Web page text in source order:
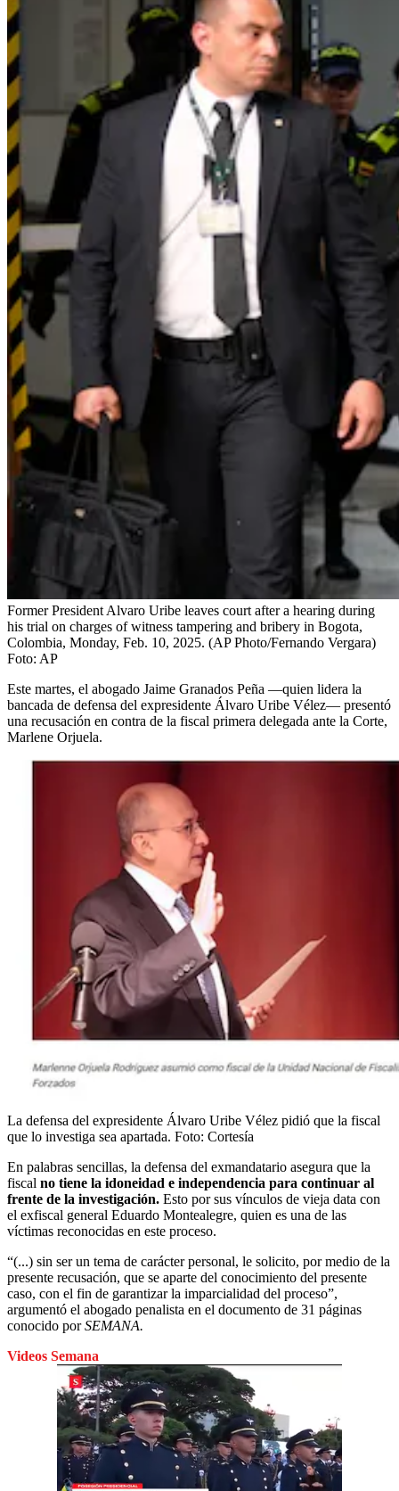
Former President Alvaro Uribe leaves court after a hearing during
his trial on charges of witness tampering and bribery in Bogota,
Colombia, Monday, Feb. 10, 2025. (AP Photo/Fernando Vergara)
Foto: AP
Este martes, el abogado Jaime Granados Peña —quien lidera la
bancada de defensa del expresidente Álvaro Uribe Vélez— presentó
una recusación en contra de la fiscal primera delegada ante la Corte,
Marlene Orjuela.
La defensa del expresidente Álvaro Uribe Vélez pidió que la fiscal
que lo investiga sea apartada. Foto: Cortesía
En palabras sencillas, la defensa del exmandatario asegura que la
fiscal no tiene la idoneidad e independencia para continuar al
frente de la investigación. Esto por sus vínculos de vieja data con
el exfiscal general Eduardo Montealegre, quien es una de las
víctimas reconocidas en este proceso.
“(...) sin ser un tema de carácter personal, le solicito, por medio de la
presente recusación, que se aparte del conocimiento del presente
caso, con el fin de garantizar la imparcialidad del proceso”,
argumentó el abogado penalista en el documento de 31 páginas
conocido porSEMANA.
Videos Semana